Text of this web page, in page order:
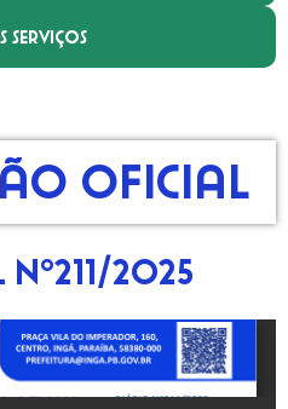
SERVIÇOS
Oficial
Nº211/2025